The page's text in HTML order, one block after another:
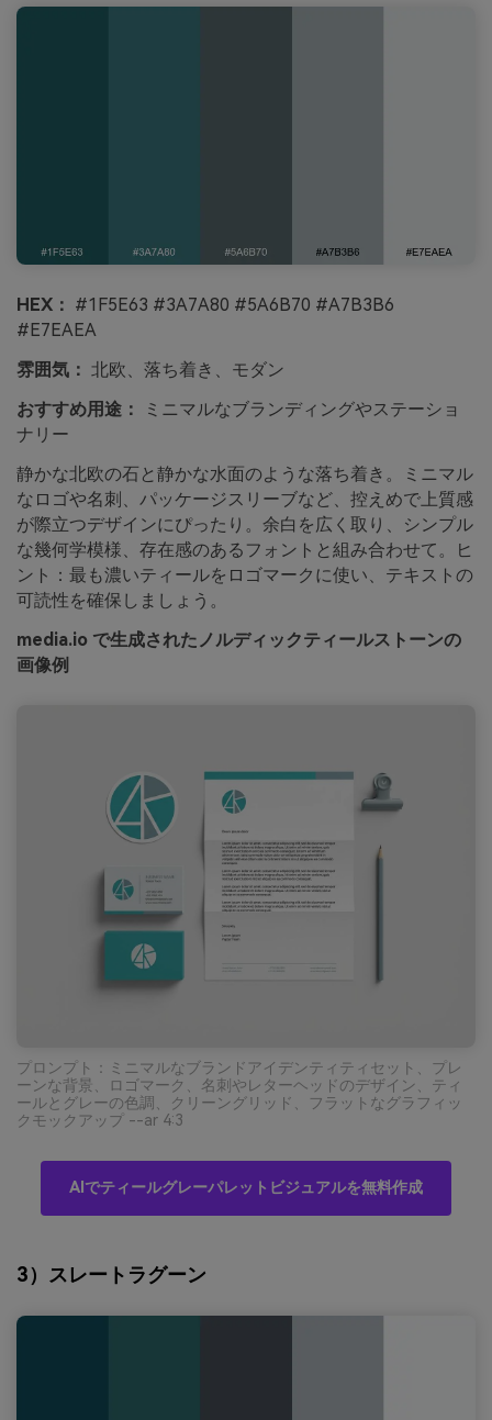
HEX： #1F5E63 #3A7A80 #5A6B70 #A7B3B6
#E7EAEA
雰囲気： 北欧、落ち着き、モダン
おすすめ用途：
ミニマルなブランディングやステーショ
ナリー
静かな北欧の石と静かな水面のような落ち着き。ミニマル
なロゴや名刺、パッケージスリーブなど、控えめで上質感
が際立つデザインにぴったり。余白を広く取り、シンプル
な幾何学模様、存在感のあるフォントと組み合わせて。ヒ
ント：最も濃いティールをロゴマークに使い、テキストの
可読性を確保しましょう。
media.io で生成されたノルディックティールストーンの
画像例
プロンプト：ミニマルなブランドアイデンティティセット、プレ
ーンな背景、ロゴマーク、名刺やレターヘッドのデザイン、ティ
ールとグレーの色調、クリーングリッド、フラットなグラフィッ
クモックアップ --ar 4:3
AIでティールグレーパレットビジュアルを無料作成
3）スレートラグーン